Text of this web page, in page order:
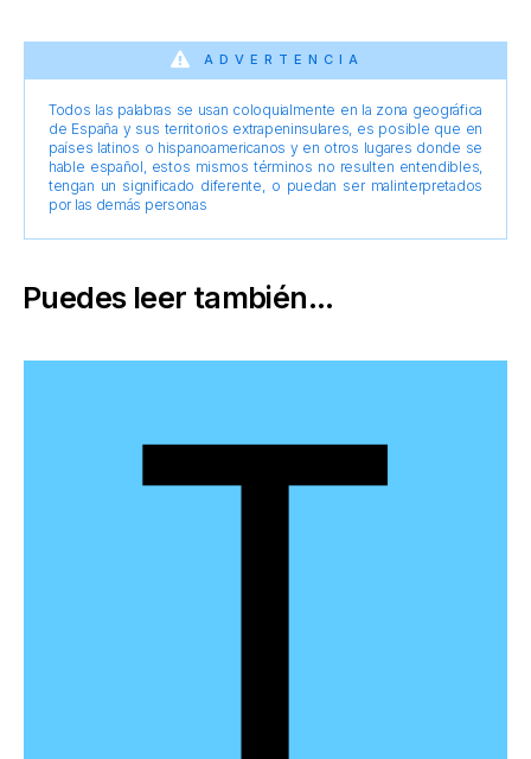
ADVERTENCIA
Todos las palabras se usan coloquialmente en la zona geográfica
de España y sus territorios extrapeninsulares, es posible que en
países latinos o hispanoamericanos y en otros lugares donde se
hable español, estos mismos términos no resulten entendibles,
tengan un significado diferente, o puedan ser malinterpretados
por las demás personas
Puedes leer también...